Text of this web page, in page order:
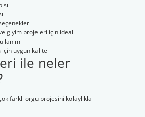
giyim projeleri için ideal
uygun kalite
ile neler
farklı örgü projesini kolaylıkla